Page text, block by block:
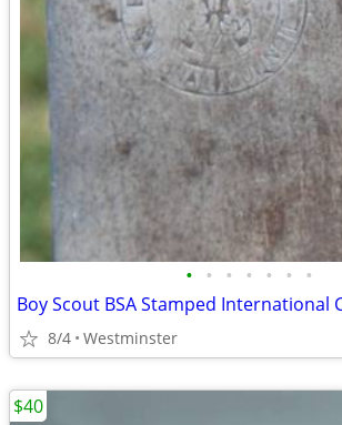
• • • • • • •
8/4 Westminster
$40